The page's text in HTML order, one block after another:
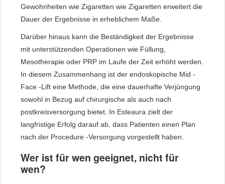
Gewohnheiten wie Zigaretten wie Zigaretten erweitert die
Dauer der Ergebnisse in erheblichem Maße.
Darüber hinaus kann die Beständigkeit der Ergebnisse
mit unterstützenden Operationen wie Füllung,
Mesotherapie oder PRP im Laufe der Zeit erhöht werden.
In diesem Zusammenhang ist der endoskopische Mid -
Face -Lift eine Methode, die eine dauerhafte Verjüngung
sowohl in Bezug auf chirurgische als auch nach
postkreisversorgung bietet. In Esteaura zielt der
langfristige Erfolg darauf ab, dass Patienten einen Plan
nach der Procedure -Versorgung vorgestellt haben.
Wer ist für wen geeignet, nicht für
wen?